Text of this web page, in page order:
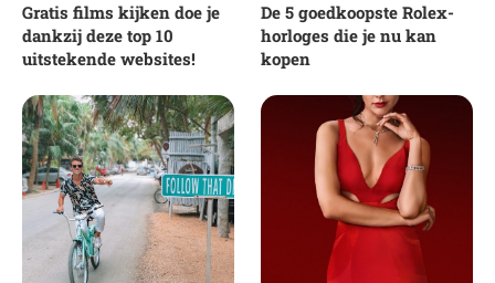
Gratis films kijken doe je
dankzij deze top 10
uitstekende websites!
De 5 goedkoopste Rolex-
horloges die je nu kan
kopen